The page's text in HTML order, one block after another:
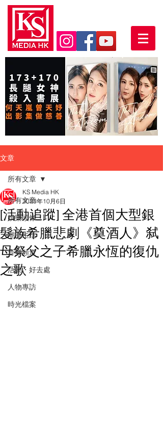
文章
所有文章
娛樂頭條
潮流生活
音樂頻道
活動・好去處
人物專訪
時光檔案
所有文章
[活動追蹤] 全港首個大型銀
髮族希臘悲劇《奠酒人》弑
母祭父之子希臘永恆的復仇
之歌
KS Media HK
2023年10月6日